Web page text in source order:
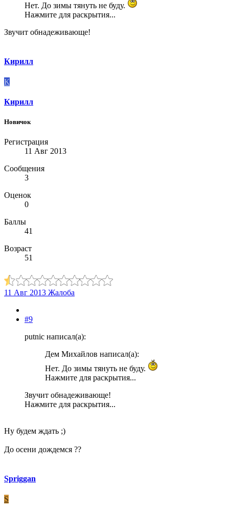
Нет. До зимы тянуть не буду.
Нажмите для раскрытия...
Звучит обнадеживающе!
Кирилл
К
Кирилл
Новичок
Регистрация
11 Авг 2013
Сообщения
3
Оценок
0
Баллы
41
Возраст
51
11 Авг 2013 Жалоба
#9
putnic написал(а):
Дем Михайлов написал(а):
Нет. До зимы тянуть не буду.
Нажмите для раскрытия...
Звучит обнадеживающе!
Нажмите для раскрытия...
Ну будем ждать ;)
До осени дождемся ??
Spriggan
S